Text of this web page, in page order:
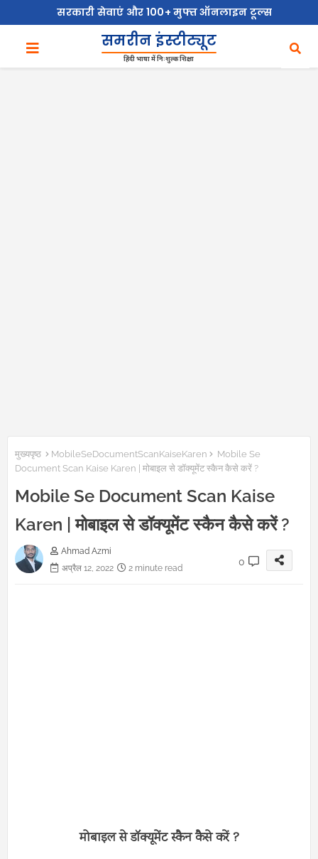
सरकारी सेवाएं और 100+ मुफ्त ऑनलाइन टूल्स
समरीन इंस्टीट्यूट
हिंदी भाषा में निःशुल्क शिक्षा
मुख्यपृष्ठ MobileSeDocumentScanKaiseKaren
Mobile Se
Document Scan Kaise Karen | मोबाइल से डॉक्यूमेंट स्कैन कैसे करें ?
Mobile Se Document Scan Kaise
Karen | मोबाइल से डॉक्यूमेंट स्कैन कैसे करें ?
Ahmad Azmi
अप्रैल 12, 2022
2 minute read
0
मोबाइल से डॉक्यूमेंट स्कैन कैसे करें ?